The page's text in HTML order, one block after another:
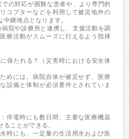
での対応が困難な患者や、より専門的
コプターなどを利用して被災地外の
継地点となります。
病院や診療所と連携し、支援活動を調
療活動がスムーズに行えるよう指揮
保たれる？（災害時における安全体
めには、病院自体が被災せず、医療
設備と体制が必須要件とされていま
停電時にも数日間、主要な医療機器
ことができる。
時にも、一定量の生活用水および医